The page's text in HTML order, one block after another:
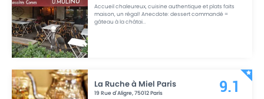
Accueil chaleureux, cuisine authentique et plats faits
maison, un régal! Anecdote: dessert commandé =
gâteau à la châtai...
La Ruche à Miel Paris
19 Rue d'Aligre,75012Paris
9.1